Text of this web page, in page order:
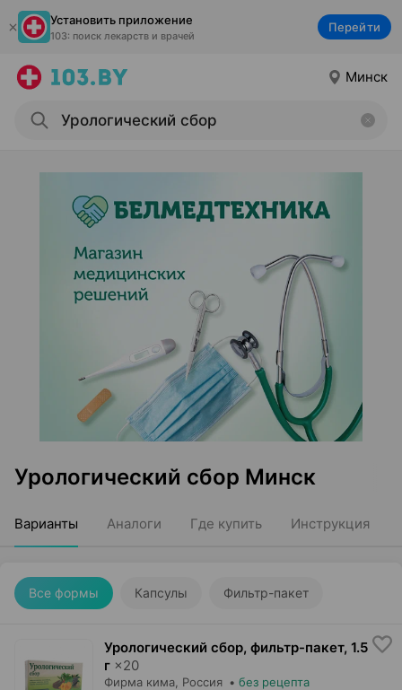
Установить приложение
103: поиск лекарств и врачей
Перейти
Минск
Урологический сбор Минск
Варианты Аналоги Где купить Инструкция
Все формы Капсулы Фильтр-пакет
Урологический сбор, фильтр-пакет, 1.5
г ×20
Фирма кима , Россия • без рецепта